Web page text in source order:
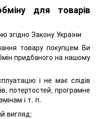
для товарів
згідно Закону України
товару покупцем Ви
придбаного на нашому
і не має слідів
потертостей, програмне
і т. п.
вигляд;